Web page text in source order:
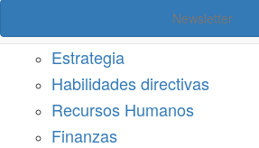
Newsletter
Estrategia
Habilidades directivas
Recursos Humanos
Finanzas